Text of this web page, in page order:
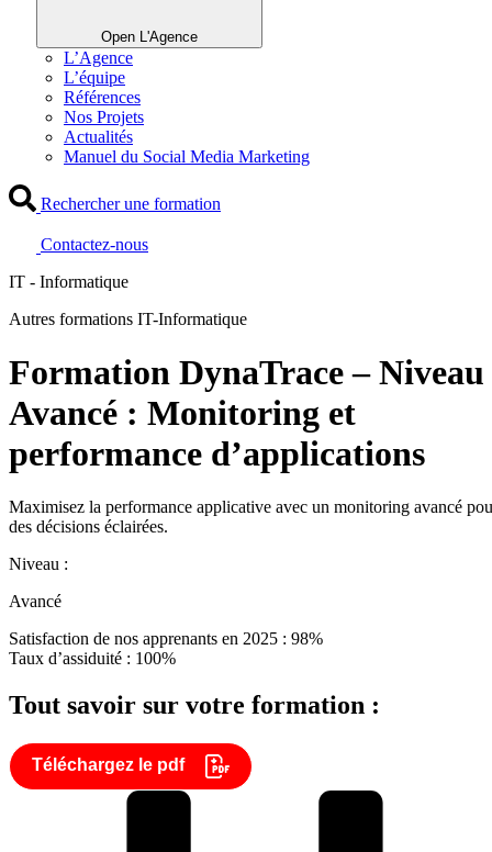
Open L'Agence
L’Agence
L’équipe
Références
Nos Projets
Actualités
Manuel du Social Media Marketing
Rechercher une formation
Contactez-nous
IT - Informatique
Autres formations IT-Informatique
Formation DynaTrace – Niveau
Avancé : Monitoring et
performance d’applications
Maximisez la performance applicative avec un monitoring avancé
des décisions éclairées.
Niveau :
Avancé
Satisfaction de nos apprenants en 2025 : 98%
Taux d’assiduité : 100%
Tout savoir sur votre formation :
Téléchargez le pdf